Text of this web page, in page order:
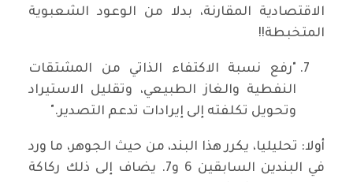
الاقتصادية المقارنة، بدلا من الوعود الشعبوية
المتخبطة!!
"رفع نسبة الاكتفاء الذاتي من المشتقات
النفطية والغاز الطبيعي، وتقليل الاستيراد
وتحويل تكلفته إلى إيرادات تدعم التصدير."
أولا: تحليليا، يكرر هذا البند، من حيث الجوهر، ما ورد
في البندين السابقين 6 و7. يضاف إلى ذلك ركاكة